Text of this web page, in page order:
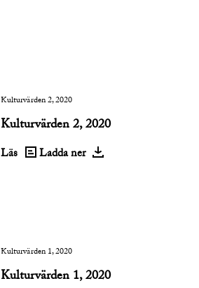
Kulturvärden 2, 2020
Kulturvärden 2, 2020
Läs Ladda ner
Kulturvärden 1, 2020
Kulturvärden 1, 2020